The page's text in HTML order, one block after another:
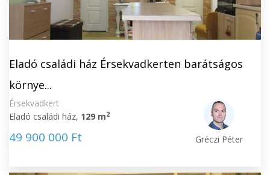
Eladó családi ház Érsekvadkerten barátságos
környe...
Érsekvadkert
Eladó családi ház, 129 m2
49 900 000 Ft Gréczi Péter